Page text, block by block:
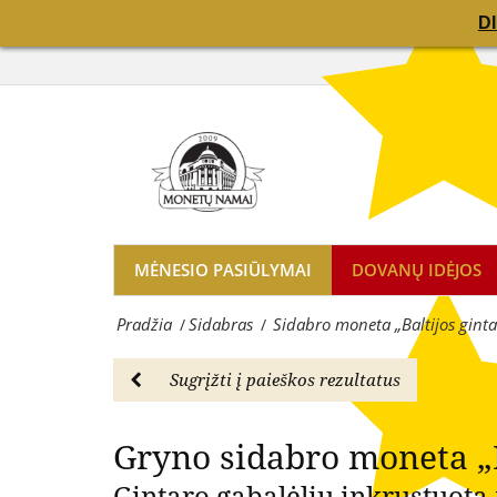
„Baltijos
2023
-
Sidabras
„Monetų
namai“
MĖNESIO PASIŪLYMAI DOVANŲ IDĖJOS
Pradžia /Sidabras / Sidabro moneta „Baltijos
Sugrįžti į paieškos rezultatus
Gryno sidabro moneta
Gryno
„Monetų
žymiausių
monetų
atstovė